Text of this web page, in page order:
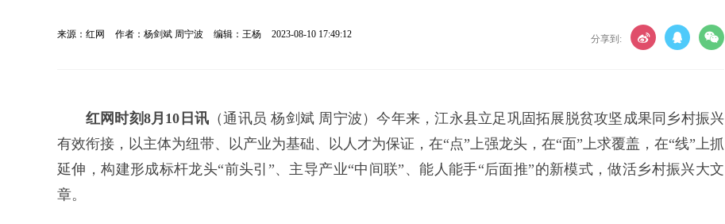
来源：红网 作者：杨剑斌 周宁波 编辑：王杨 2023-08-10 17:49:12 分享到:
红网时刻8月10日讯 （通讯员 杨剑斌 周宁波）今年来，江永县立足巩固拓展脱贫攻坚成果同乡村振兴
有效衔接，以主体为纽带、以产业为基础、以人才为保证，在“点”上强龙头，在“面”上求覆盖，在“线”上抓
延伸，构建形成标杆龙头“前头引”、主导产业“中间联”、能人能手“后面推”的新模式，做活乡村振兴大文
章。